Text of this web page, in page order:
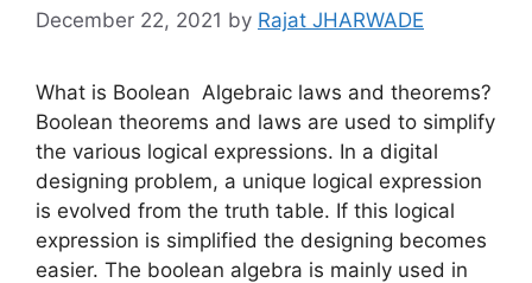
December 22, 2021 by Rajat JHARWADE
What is Boolean Algebraic laws and theorems?
Boolean theorems and laws are used to simplify
the various logical expressions. In a digital
designing problem, a unique logical expression
is evolved from the truth table. If this logical
expression is simplified the designing becomes
easier. The boolean algebra is mainly used in